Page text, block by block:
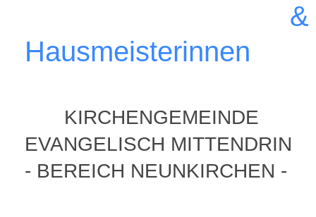
&
Hausmeisterinnen
KIRCHENGEMEINDE
EVANGELISCH MITTENDRIN
- BEREICH NEUNKIRCHEN -